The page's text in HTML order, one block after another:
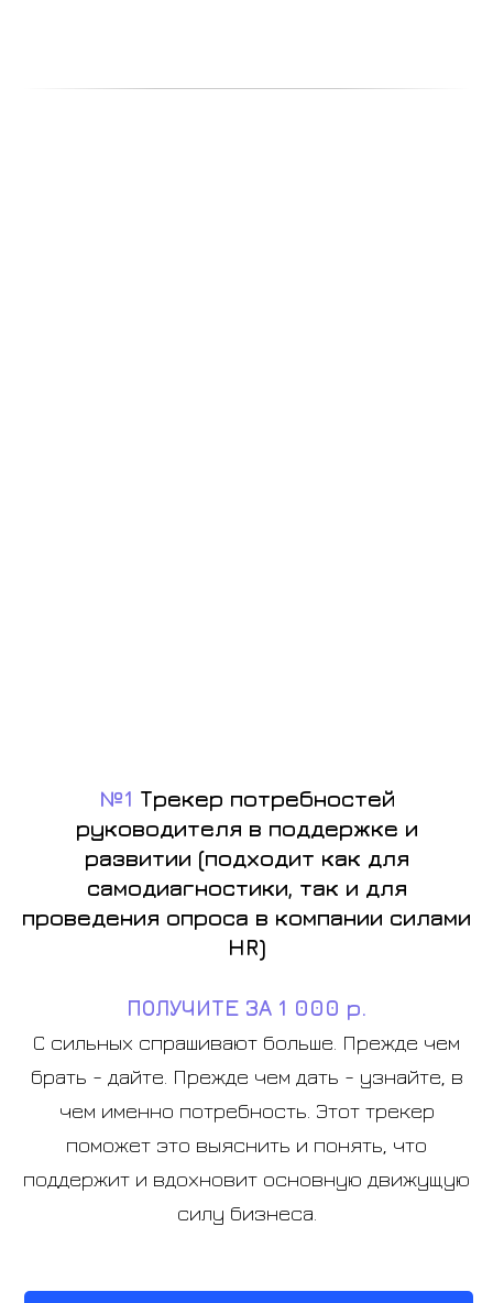
№1 Трекер потребностей
руководителя в поддержке и
развитии (подходит как для
самодиагностики, так и для
проведения опроса в компании силами
HR)
ПОЛУЧИТЕ ЗА 1 000 р.
С сильных спрашивают больше. Прежде чем
брать - дайте. Прежде чем дать - узнайте, в
чем именно потребность. Этот трекер
поможет это выяснить и понять, что
поддержит и вдохновит основную движущую
силу бизнеса.